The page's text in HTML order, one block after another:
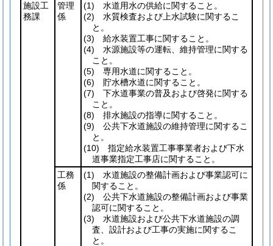
施設工
務課
管理
係
(1) 水道用水の供給に関すること。
(2) 水質検査および上水試験に関するこ
と。
(3) 給水装置工事に関すること。
(4) 水源施設等の運転、維持管理に関する
こと。
(5) 専用水道に関すること。
(6) 貯水槽水道に関すること。
(7) 下水道事業の普及および啓発に関する
こと。
(8) 排水施設の指導に関すること。
(9) 公共下水道施設の維持管理に関するこ
と。
(10) 指定給水装置工事事業者および下水
道事業指定工事店に関すること。
工務
係
(1) 水道施設の整備計画および事業認可に
関すること。
(2) 公共下水道施設の整備計画および事業
認可に関すること。
(3) 水道施設および公共下水道施設の調
査、設計および工事の実施に関するこ
と。